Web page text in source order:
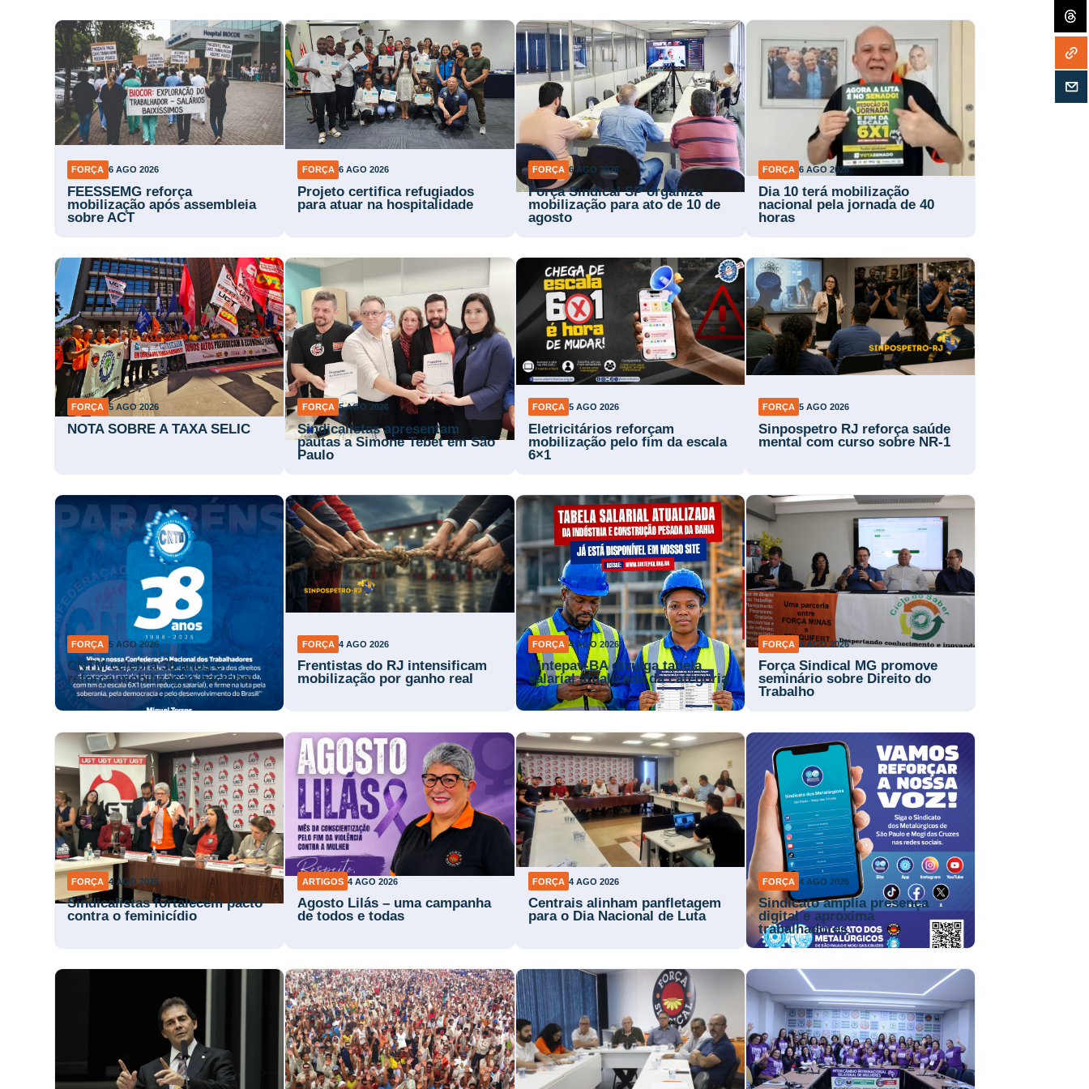
FORÇA 6 AGO 2026
FEESSEMG reforça
mobilização após assembleia
sobre ACT
FORÇA 6 AGO 2026
Projeto certifica refugiados
para atuar na hospitalidade
FORÇA 6 AGO 2026
Força Sindical SP organiza
mobilização para ato de 10 de
agosto
FORÇA 6 AGO 2026
Dia 10 terá mobilização
nacional pela jornada de 40
horas
FORÇA 5 AGO 2026
NOTA SOBRE A TAXA SELIC
FORÇA 5 AGO 2026
Sindicalistas apresentam
pautas a Simone Tebet em São
Paulo
FORÇA 5 AGO 2026
Eletricitários reforçam
mobilização pelo fim da escala
6×1
FORÇA 5 AGO 2026
Sinpospetro RJ reforça saúde
mental com curso sobre NR-1
FORÇA 5 AGO 2026
CNTM celebra 38 anos e
reforça mobilização nacional
FORÇA 4 AGO 2026
Frentistas do RJ intensificam
mobilização por ganho real
FORÇA 4 AGO 2026
Sintepav-BA divulga tabela
salarial atualizada da categoria
FORÇA 4 AGO 2026
Força Sindical MG promove
seminário sobre Direito do
Trabalho
FORÇA 4 AGO 2026
Sindicalistas fortalecem pacto
contra o feminicídio
ARTIGOS 4 AGO 2026
Agosto Lilás – uma campanha
de todos e todas
FORÇA 4 AGO 2026
Centrais alinham panfletagem
para o Dia Nacional de Luta
FORÇA 4 AGO 2026
Sindicato amplia presença
digital e aproxima
trabalhadores